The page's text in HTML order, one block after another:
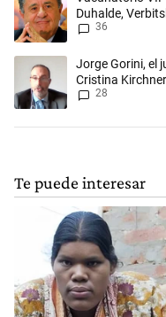
Duhalde,
36
Un artículo de tendencia
Jorge Gorini, el
Cristina
cometer "un
28